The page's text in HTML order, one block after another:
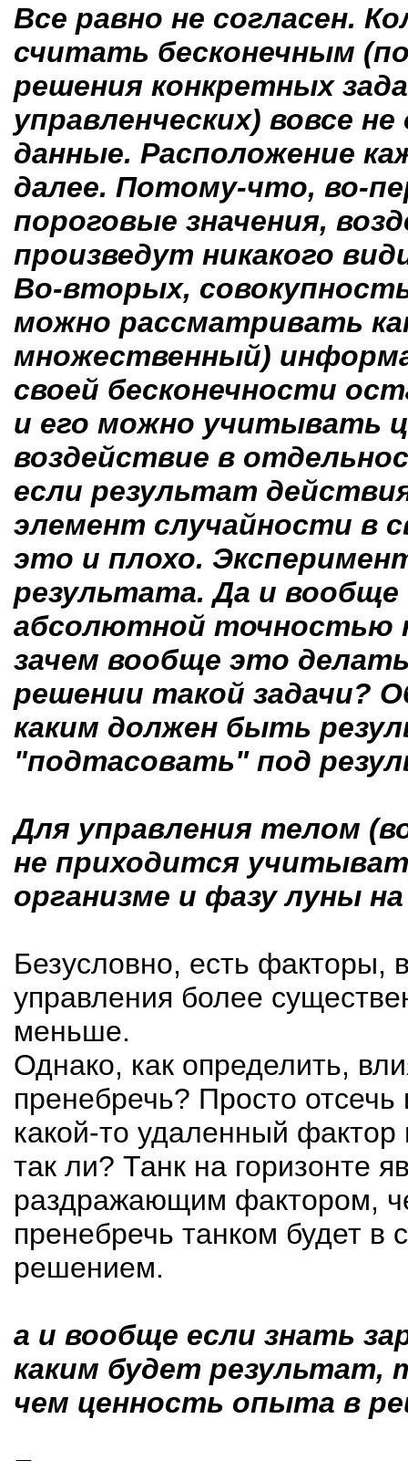
Все равно не согласен.
считать бесконечным
решения конкретных
управленческих) вовсе
данные. Расположение
далее. Потому-что, во-
пороговые значения,
произведут никакого
Во-вторых,
можно рассматривать
множественный)
своей бесконечности
и его можно учитывать
воздействие в
если результат
элемент случайности в
это и плохо.
результата. Да и вообще
абсолютной точностью
зачем вообще это
решении такой задачи?
каким должен быть
"подтасовать" под
Для управления телом
не приходится
организме и фазу луны на
Безусловно, есть факторы,
управления более
меньше.
Однако, как определить,
пренебречь? Просто
какой-то удаленный
так ли? Танк на горизонте
раздражающим фактором,
пренебречь танком будет в
решением.
а и вообще если знать
каким будет результат,
чем ценность опыта в